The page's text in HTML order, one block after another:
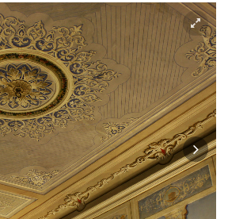
EN
FR
DE
IT
ES
RU
CN